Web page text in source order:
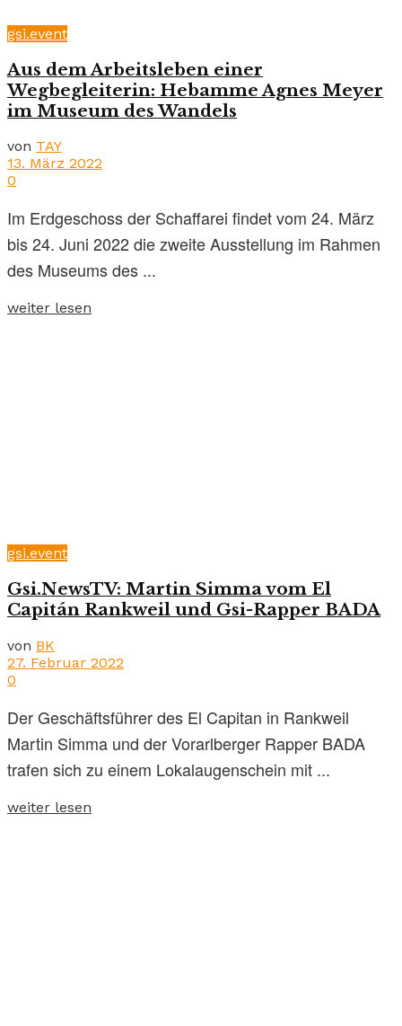
gsi.event
Aus dem Arbeitsleben einer
Wegbegleiterin: Hebamme Agnes Meyer
im Museum des Wandels
von TAY
13. März 2022
0
Im Erdgeschoss der Schaffarei findet vom 24. März
bis 24. Juni 2022 die zweite Ausstellung im Rahmen
des Museums des ...
weiter lesen
gsi.event
Gsi.NewsTV: Martin Simma vom El
Capitán Rankweil und Gsi-Rapper BADA
von BK
27. Februar 2022
0
Der Geschäftsführer des El Capitan in Rankweil
Martin Simma und der Vorarlberger Rapper BADA
trafen sich zu einem Lokalaugenschein mit ...
weiter lesen